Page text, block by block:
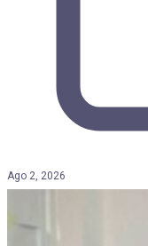
Ago 2, 2026